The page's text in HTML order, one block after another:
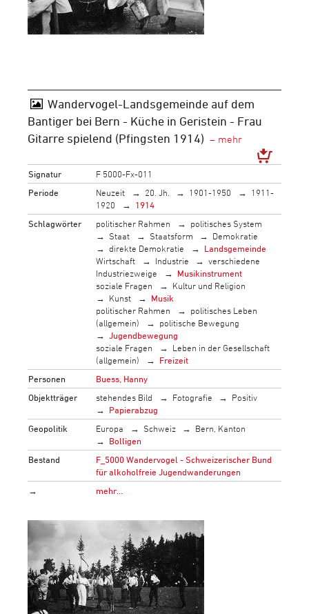
Wandervogel-Landsgemeinde auf dem
Bantiger bei Bern - Küche in Geristein - Frau
Gitarre spielend (Pfingsten 1914)
Signatur
F 5000-Fx-011
Periode
Neuzeit 20. Jh. 1901-1950
1911-
1920
1914
Schlagwörter
politischer Rahmen
politisches System
Staat
Staatsform
Demokratie
direkte Demokratie
Landsgemeinde
Wirtschaft
Industrie
verschiedene
Industriezweige
Musikinstrument
soziale Fragen
Kultur und Religion
Kunst
Musik
politischer Rahmen
politisches Leben
(allgemein)
politische Bewegung
Jugendbewegung
soziale Fragen
Leben in der Gesellschaft
(allgemein)
Freizeit
Personen
Buess, Hanny
Objektträger
stehendes Bild Fotografie
Positiv
Papierabzug
Geopolitik
Europa Schweiz
Bern, Kanton
Bolligen
Bestand
F_5000 Wandervogel - Schweizerischer Bund
für alkoholfreie Jugendwanderungen
→
mehr…